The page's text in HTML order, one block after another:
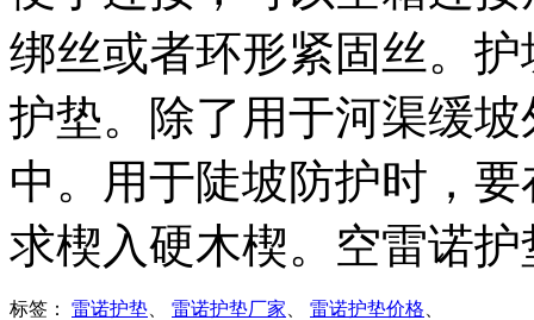
绑丝或者环形紧固丝。
护垫。除了用于河渠缓
中。用于陡坡防护时，
求楔入硬木楔。空雷诺
标签： 雷诺护垫 雷诺护垫厂家 雷诺护垫价格